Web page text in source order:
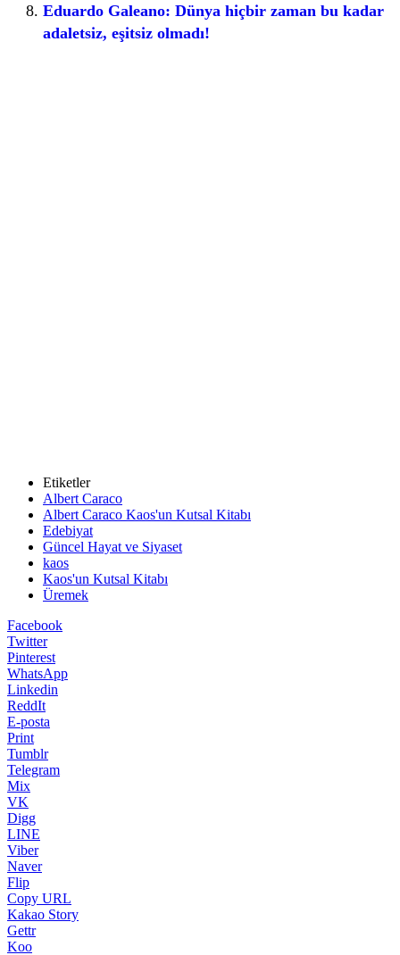
Eduardo Galeano: Dünya hiçbir zaman bu kadar
adaletsiz, eşitsiz olmadı!
Etiketler
Albert Caraco
Albert Caraco Kaos'un Kutsal Kitabı
Edebiyat
Güncel Hayat ve Siyaset
kaos
Kaos'un Kutsal Kitabı
Üremek
Facebook
Twitter
Pinterest
WhatsApp
Linkedin
ReddIt
E-posta
Print
Tumblr
Telegram
Mix
VK
Digg
LINE
Viber
Naver
Flip
Copy URL
Kakao Story
Gettr
Koo